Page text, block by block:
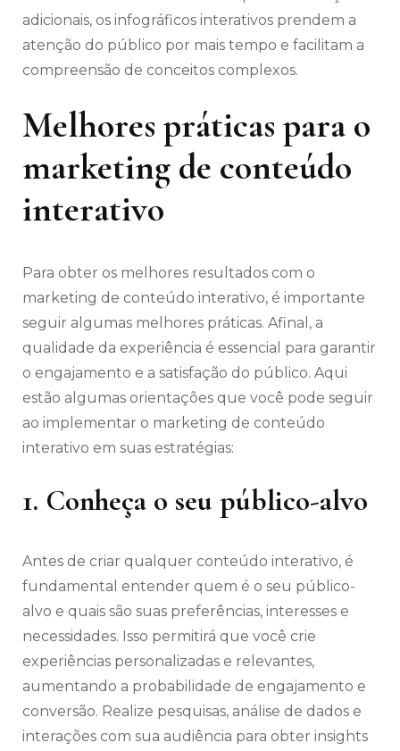
adicionais, os infográficos interativos prendem a
atenção do público por mais tempo e facilitam a
compreensão de conceitos complexos.
Melhores práticas para o
marketing de conteúdo
interativo
Para obter os melhores resultados com o
marketing de conteúdo interativo, é importante
seguir algumas melhores práticas. Afinal, a
qualidade da experiência é essencial para garantir
o engajamento e a satisfação do público. Aqui
estão algumas orientações que você pode seguir
ao implementar o marketing de conteúdo
interativo em suas estratégias:
1. Conheça o seu público-alvo
Antes de criar qualquer conteúdo interativo, é
fundamental entender quem é o seu público-
alvo e quais são suas preferências, interesses e
necessidades. Isso permitirá que você crie
experiências personalizadas e relevantes,
aumentando a probabilidade de engajamento e
conversão. Realize pesquisas, análise de dados e
interações com sua audiência para obter insights